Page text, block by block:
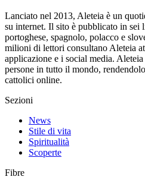
Lanciato nel 2013, Aleteia è un
su internet. Il sito è pubblicato in sei
portoghese, spagnolo, polacco e
milioni di lettori consultano Aleteia
applicazione e i social media.
persone in tutto il mondo,
cattolici online.
Sezioni
News
Stile di vita
Spiritualità
Scoperte
Fibre